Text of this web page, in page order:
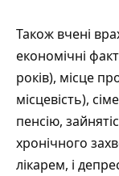
Також вчені
економічні
років), місце
місцевість),
пенсію,
хронічного
лікарем, і